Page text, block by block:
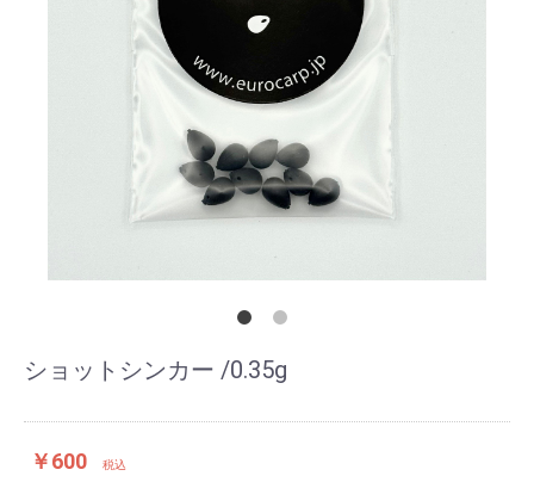
ショットシンカー /0.35g
￥600 税込